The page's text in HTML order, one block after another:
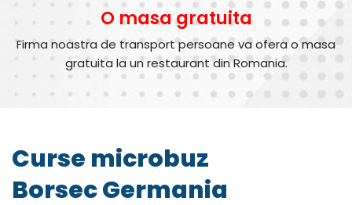
O masa gratuita
Firma noastra de transport persoane va ofera o masa
gratuita la un restaurant din Romania.
Curse microbuz
Borsec Germania